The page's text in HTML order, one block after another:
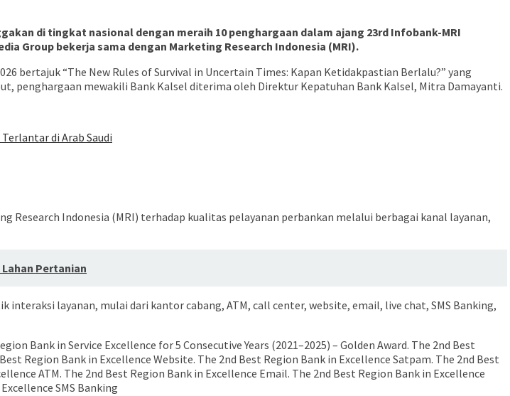
di tingkat nasional dengan meraih 10 penghargaan dalam ajang 23rd Infobank-MRI
Group bekerja sama dengan Marketing Research Indonesia (MRI).
bertajuk “The New Rules of Survival in Uncertain Times: Kapan Ketidakpastian Berlalu?” yang
penghargaan mewakili Bank Kalsel diterima oleh Direktur Kepatuhan Bank Kalsel, Mitra Damayanti.
di Arab Saudi
Indonesia (MRI) terhadap kualitas pelayanan perbankan melalui berbagai kanal layanan,
Pertanian
layanan, mulai dari kantor cabang, ATM, call center, website, email, live chat, SMS Banking,
Bank in Service Excellence for 5 Consecutive Years (2021–2025) – Golden Award. The 2nd Best
Region Bank in Excellence Website. The 2nd Best Region Bank in Excellence Satpam. The 2nd Best
ATM. The 2nd Best Region Bank in Excellence Email. The 2nd Best Region Bank in Excellence
SMS Banking